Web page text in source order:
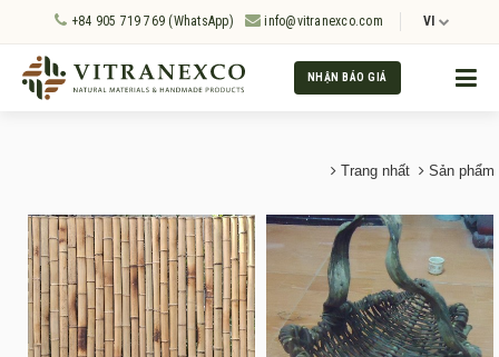
+84 905 719 769 (WhatsApp) info@vitranexco.com VI
NHẬN BÁO GIÁ
Trang nhất Sản phẩm